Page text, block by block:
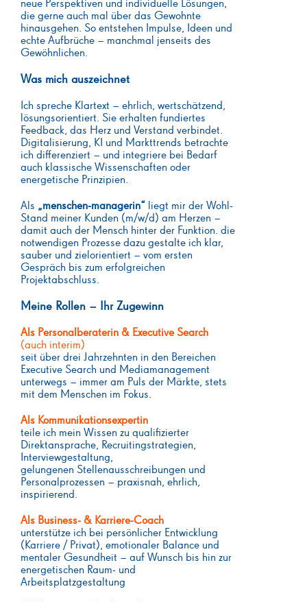
neue Perspektiven und individuelle Lösungen,
die gerne auch mal über das Gewohnte
hinausgehen. So entstehen Impulse, Ideen und
echte Aufbrüche – manchmal jenseits des
Gewöhnlichen.
Was mich auszeichnet
Ich spreche Klartext – ehrlich, wertschätzend,
lösungsorientiert. Sie erhalten fundiertes
Feedback, das Herz und Verstand verbindet.
Digitalisierung, KI und Markttrends betrachte
ich differenziert – und integriere bei Bedarf
auch klassische Wissenschaften oder
energetische Prinzipien.
Als „menschen-managerin“ liegt mir der Wohl-
Stand meiner Kunden (m/w/d) am Herzen –
damit auch der Mensch hinter der Funktion. die
notwendigen Prozesse dazu gestalte ich klar,
sauber und zielorientiert – vom ersten
Gespräch bis zum erfolgreichen
Projektabschluss.
Meine Rollen – Ihr Zugewinn
Als Personalberaterin & Executive Search
(auch interim)
seit über drei Jahrzehnten in den Bereichen
Executive Search und Mediamanagement
unterwegs – immer am Puls der Märkte, stets
mit dem Menschen im Fokus.
Als Kommunikationsexpertin
teile ich mein Wissen zu qualifizierter
Direktansprache, Recruitingstrategien,
Interviewgestaltung,
gelungenen Stellenausschreibungen und
Personalprozessen – praxisnah, ehrlich,
inspirierend.
Als Business- & Karriere-Coach
unterstütze ich bei persönlicher Entwicklung
(Karriere / Privat), emotionaler Balance und
mentaler Gesundheit – auf Wunsch bis hin zur
energetischen Raum- und
Arbeitsplatzgestaltung